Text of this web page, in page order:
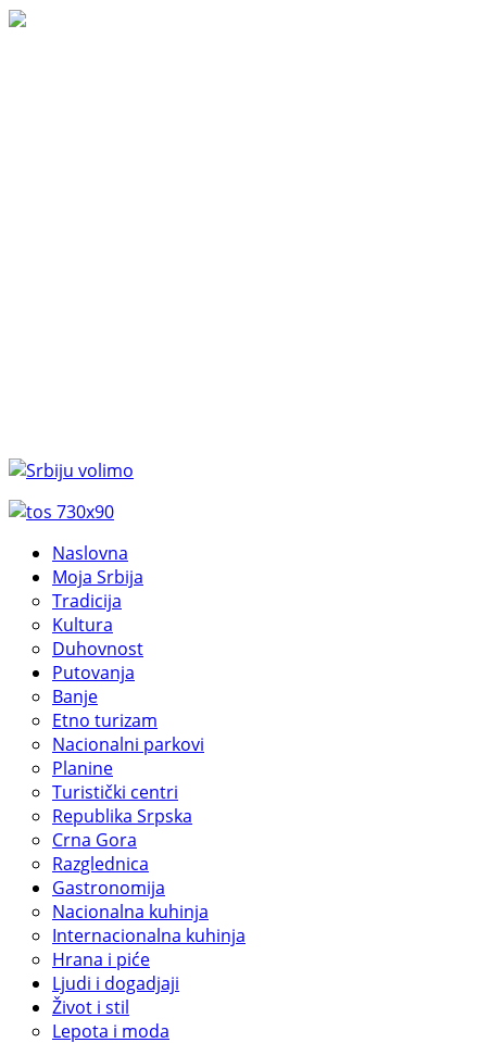
Naslovna
Moja Srbija
Tradicija
Kultura
Duhovnost
Putovanja
Banje
Etno turizam
Nacionalni parkovi
Planine
Turistički centri
Republika Srpska
Crna Gora
Razglednica
Gastronomija
Nacionalna kuhinja
Internacionalna kuhinja
Hrana i piće
Ljudi i dogadjaji
Život i stil
Lepota i moda